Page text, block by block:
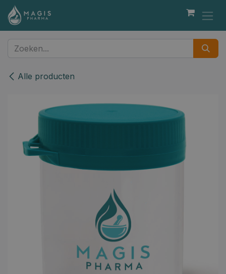
Overslaan naar inhoud
Alle producten